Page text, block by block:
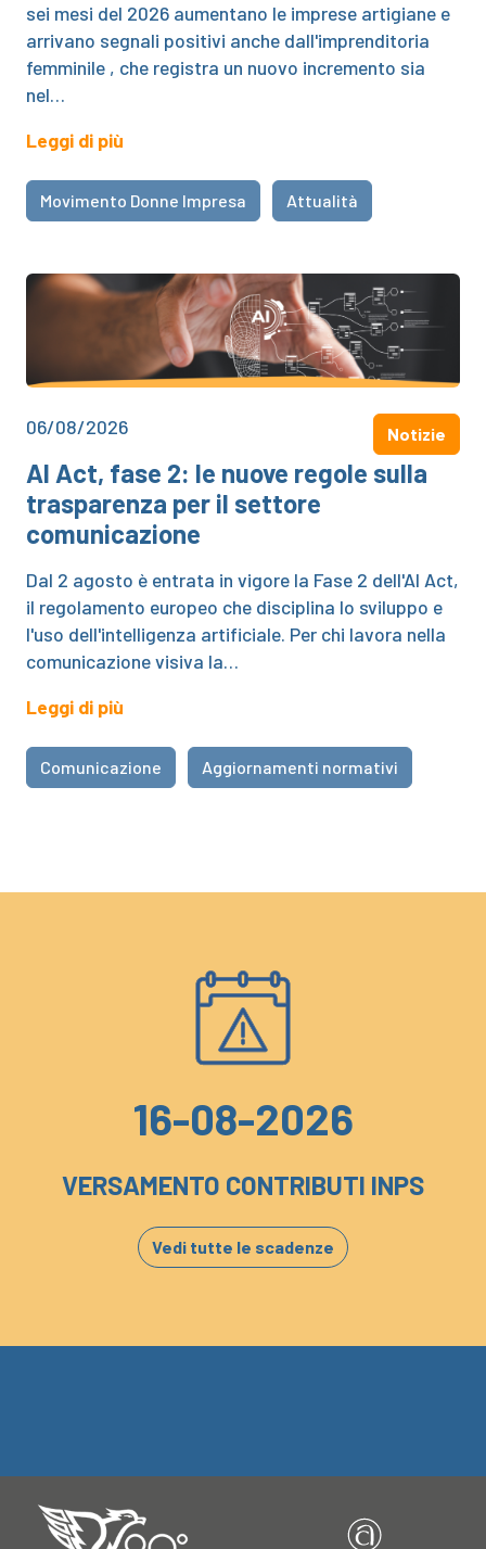
sei mesi del 2026 aumentano le imprese artigiane e
arrivano segnali positivi anche dall'imprenditoria
femminile , che registra un nuovo incremento sia
nel…
Leggi di più
Movimento Donne Impresa Attualità
06/08/2026 Notizie
AI Act, fase 2: le nuove regole sulla
trasparenza per il settore
comunicazione
Dal 2 agosto è entrata in vigore la Fase 2 dell'AI Act,
il regolamento europeo che disciplina lo sviluppo e
l'uso dell'intelligenza artificiale. Per chi lavora nella
comunicazione visiva la…
Leggi di più
Comunicazione Aggiornamenti normativi
16-08-2026
VERSAMENTO CONTRIBUTI INPS
Vedi tutte le scadenze